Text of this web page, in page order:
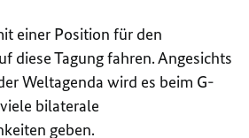
einer Position für den
diese Tagung fahren. Angesichts
Weltagenda wird es beim G-
bilaterale
geben.